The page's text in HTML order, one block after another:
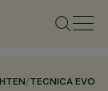
/TECNICA EVO